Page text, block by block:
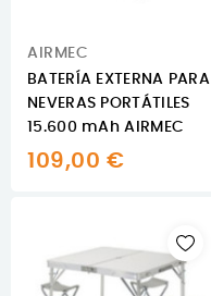
AIRMEC
BATERÍA EXTERNA PARA
NEVERAS PORTÁTILES
15.600 mAh AIRMEC
109,00 €